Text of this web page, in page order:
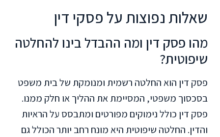
שאלות נפוצות על פסקי דין
מהו פסק דין ומה ההבדל בינו להחלטה
שיפוטית?
פסק דין הוא החלטה רשמית ומנומקת של בית משפט
בסכסוך משפטי, המסיימת את ההליך או חלק ממנו.
פסק דין כולל נימוקים מפורטים ומתבסס על הראיות
והדין. החלטה שיפוטית היא מונח רחב יותר הכולל גם